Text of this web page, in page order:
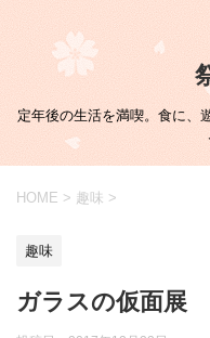
定年後の生活を満喫。食に、
HOME > 趣味 >
趣味
ガラスの仮面展